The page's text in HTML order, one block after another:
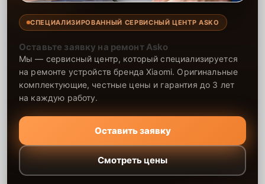
СПЕЦИАЛИЗИРОВАННЫЙ СЕРВИСНЫЙ ЦЕНТР ASKO
Оставьте заявку на ремонт Asko
Мы — сервисный центр, который специализируется
на ремонте устройств бренда Xiaomi. Оригинальные
комплектующие, честные цены и гарантия до 3 лет
на каждую работу.
Оставить заявку
Смотреть цены